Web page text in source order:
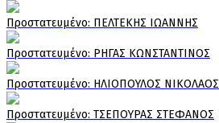
Πρoστατευμένο: ΠΕΛΤΕΚΗΣ ΙΩΑΝΝΗΣ
Πρoστατευμένο: ΡΗΓΑΣ ΚΩΝΣΤΑΝΤΙΝΟΣ
Πρoστατευμένο: ΗΛΙΟΠΟΥΛΟΣ ΝΙΚΟΛΑΟΣ
Πρoστατευμένο: ΤΣΕΠΟΥΡΑΣ ΣΤΕΦΑΝΟΣ